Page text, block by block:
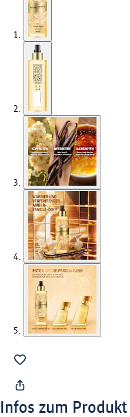
Infos zum Produkt